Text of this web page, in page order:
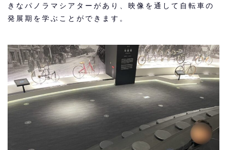
きなパノラマシアターがあり、映像を通して自転車の
発展期を学ぶことができます。